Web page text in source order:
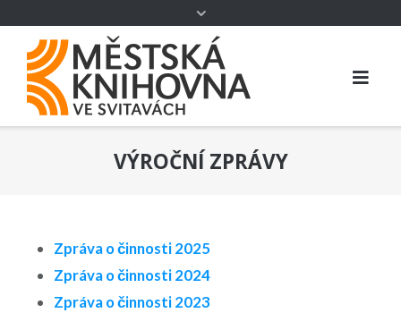
VÝROČNÍ ZPRÁVY
Zpráva o činnosti 2025
Zpráva o činnosti 2024
Zpráva o činnosti 2023